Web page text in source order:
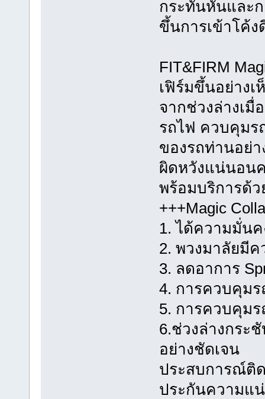
กระทันหันและ
ขึ้นการเข้าโค้
FIT&FIRM
เฟิร์มขึ้นอย่างเ
จากช่วงล่างเมื่
รถไฟ ควบคุมร
ของรถท่านอย่
ผิดหวังแน่นอน
พร้อมบริการด้
+++Magic
1. ได้ความมั่น
2. พวงมาลัยมี
3. ลดอาการ
4. การควบคุม
5. การควบคุม
6.ช่วงล่างกระ
อย่างชัดเจน
ประสบการณ์ติ
ประกันความแ